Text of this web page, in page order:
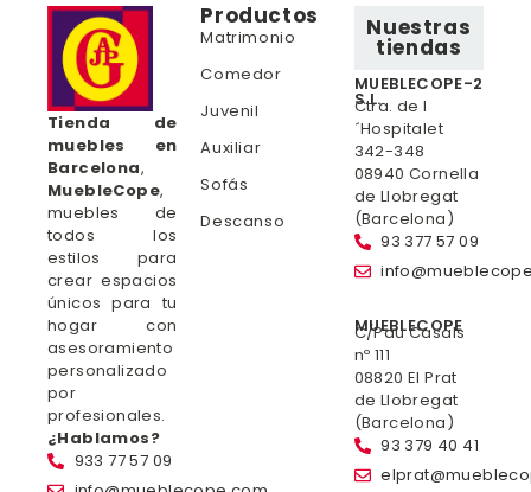
Tienda de
muebles en
Barcelona,
MuebleCope,
muebles de
todos los
estilos para
crear espacios
únicos para tu
hogar con
asesoramiento
personalizado
por
profesionales.
¿Hablamos?
933 77 57 09
Productos
Matrimonio
Comedor
Juvenil
Auxiliar
Sofás
Descanso
Nuestras
tiendas
MUEBLECOPE-2
S.L.
Ctra. de l
´Hospitalet
342-348
08940 Cornella
de Llobregat
(Barcelona)
93 377 57 09
MUEBLECOPE
C/Pau Casals
nº 111
08820 El Prat
de Llobregat
(Barcelona)
93 379 40 41